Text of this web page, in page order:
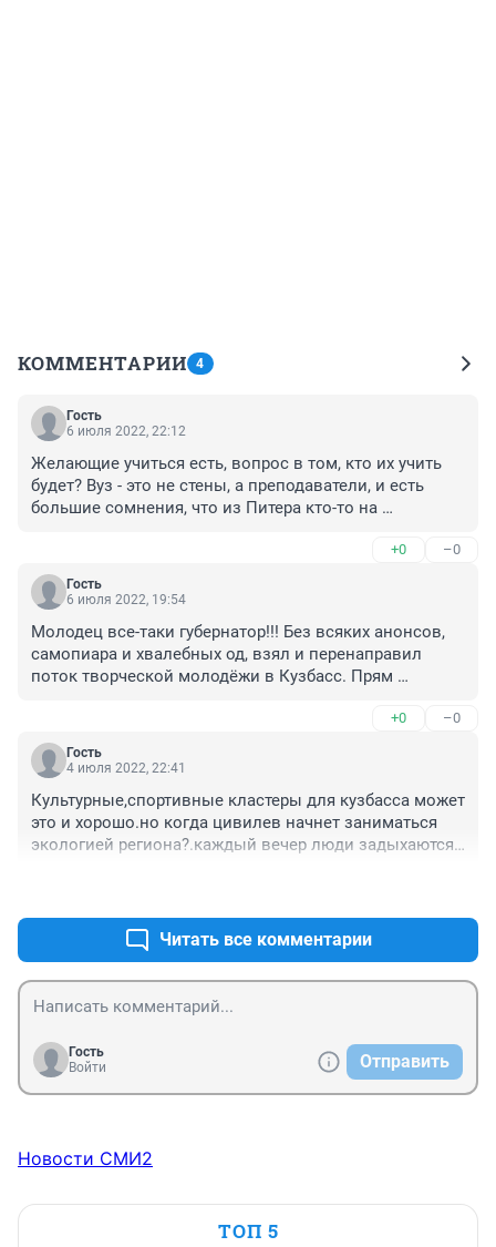
КОММЕНТАРИИ 4
Гость
6 июля 2022, 22:12
Желающие учиться есть, вопрос в том, кто их учить
будет? Вуз - это не стены, а преподаватели, и есть
большие сомнения, что из Питера кто-то на
+0 –0
Гость
6 июля 2022, 19:54
Молодец все-таки губернатор!!! Без всяких анонсов,
самопиара и хвалебных од, взял и перенаправил
поток творческой молодёжи в Кузбасс. Прям
Тулееву проще было популярность завоёвывать. Все
пенсии поднимал, проезд бесплатные пенсионерам
обеспечивая. А за чей счёт? Законы физики никто не
Вот и остались в угольном крае одни пенсионеры!!!
Сейчас Цивилев очень много делает для молодёжи,
на перспективу. Глядишь, и сможет остановить отток
+0 –0
Гость
4 июля 2022, 22:41
Культурные,спортивные кластеры для кузбасса может
это и хорошо.но когда цивилев начнет заниматься
экологией региона?.каждый вечер люди задыхаются
Читать все комментарии
Гость
Войти
Отправить
Новости СМИ2
ТОП 5